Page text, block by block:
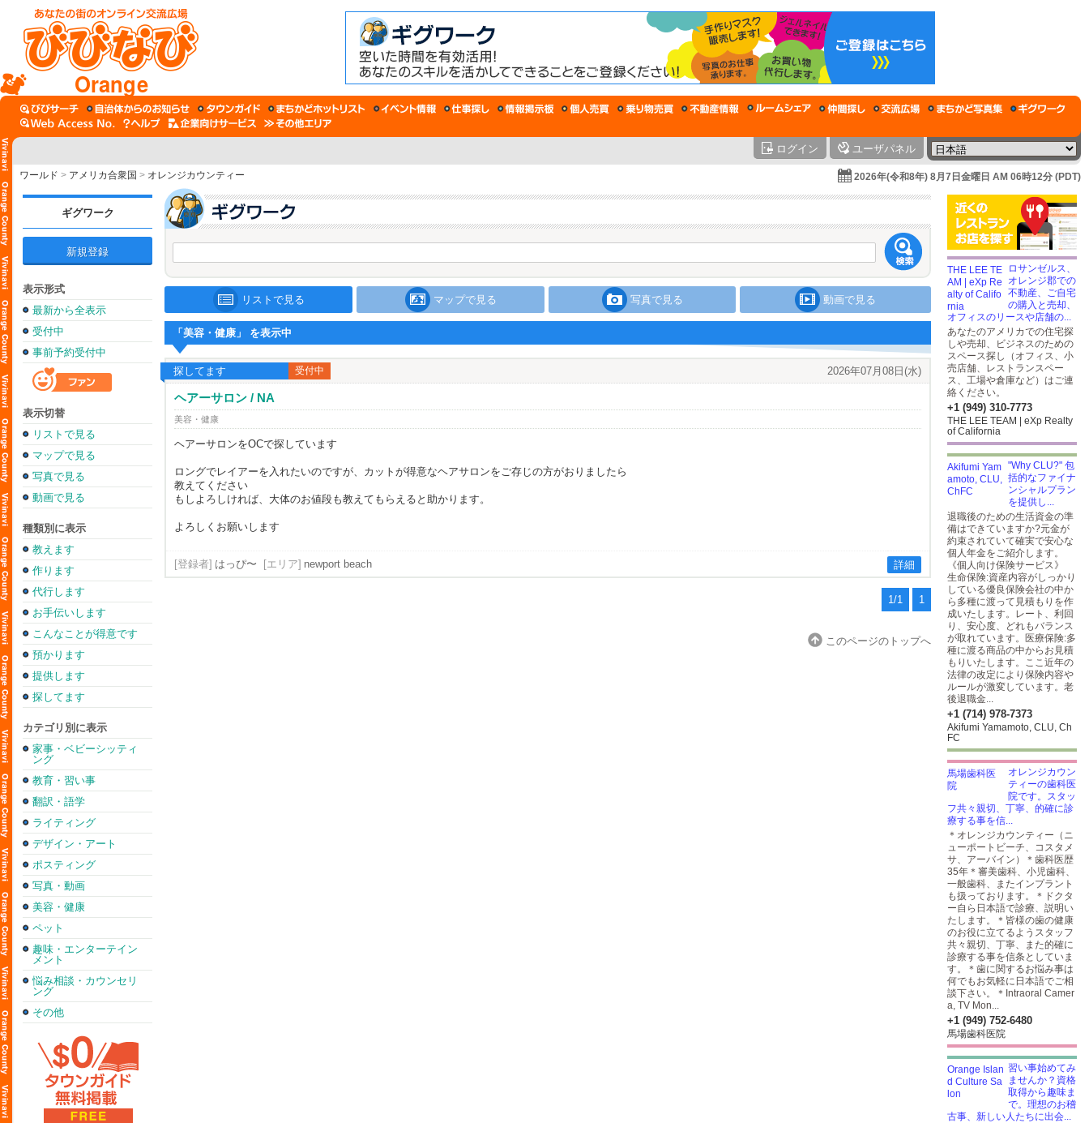
Orange
ログイン ユーザパネル
ワールド > アメリカ合衆国 > オレンジカウンティー 2026年(令和8年) 8月7日金曜日 AM 06時12分 (PDT)
ギグワーク
新規登録
表示形式
最新から全表示
受付中
事前予約受付中
表示切替
リストで見る
マップで見る
写真で見る
動画で見る
種類別に表示
教えます
作ります
代行します
お手伝いします
こんなことが得意です
預かります
提供します
探してます
カテゴリ別に表示
家事・ベビーシッティ
ング
教育・習い事
翻訳・語学
ライティング
デザイン・アート
ポスティング
写真・動画
美容・健康
ペット
趣味・エンターテイン
メント
悩み相談・カウンセリ
ング
その他
リストで見る マップで見る 写真で見る 動画で見る
「美容・健康」 を表示中
探してます 受付中 2026年07月08日(水)
ヘアーサロン / NA
美容・健康
ヘアーサロンをOCで探しています
ロングでレイアーを入れたいのですが、カットが得意なヘアサロンをご存じの方がおりましたら
教えてください
もしよろしければ、大体のお値段も教えてもらえると助かります。
よろしくお願いします
[登録者] はっぴ〜 [エリア] newport beach 詳細
1/1 1
このページのトップへ
ロサンゼルス、
オレンジ郡での
不動産、ご自宅
の購入と売却、
オフィスのリースや店舗の...
あなたのアメリカでの住宅探
しや売却、ビジネスのための
スペース探し（オフィス、小
売店舗、レストランスペー
ス、工場や倉庫など）はご連
絡ください。
+1 (949) 310-7773
THE LEE TEAM | eXp Realty
of California
"Why CLU?" 包
括的なファイナ
ンシャルプラン
を提供し...
退職後のための生活資金の準
備はできていますか?元金が
約束されていて確実で安心な
個人年金をご紹介します。
《個人向け保険サービス》
生命保険:資産内容がしっかり
している優良保険会社の中か
ら多種に渡って見積もりを作
成いたします。レート、利回
り、安心度、どれもバランス
が取れています。医療保険:多
種に渡る商品の中からお見積
もりいたします。ここ近年の
法律の改定により保険内容や
ルールが激変しています。老
後退職金...
+1 (714) 978-7373
Akifumi Yamamoto, CLU, Ch
FC
オレンジカウン
ティーの歯科医
院です。スタッ
フ共々親切、丁寧、的確に診
療する事を信...
＊オレンジカウンティー（ニ
ューポートビーチ、コスタメ
サ、アーバイン）＊歯科医歴
35年＊審美歯科、小児歯科、
一般歯科、またインプラント
も扱っております。＊ドクタ
ー自ら日本語で診療、説明い
たします。＊皆様の歯の健康
のお役に立てるようスタッフ
共々親切、丁寧、また的確に
診療する事を信条としていま
す。＊歯に関するお悩み事は
何でもお気軽に日本語でご相
談下さい。＊Intraoral Camer
a, TV Mon...
+1 (949) 752-6480
馬場歯科医院
習い事始めてみ
ませんか？資格
取得から趣味ま
で。理想のお稽
古事、新しい人たちに出会...